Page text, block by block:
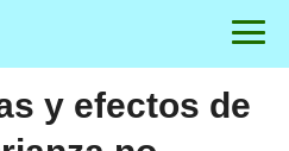
y efectos de